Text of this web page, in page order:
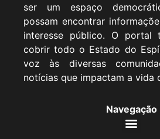
ser um espaço
possam encontrar
interesse público. O
cobrir todo o Estado do
voz às diversas
notícias que impactam a vida
Navegação